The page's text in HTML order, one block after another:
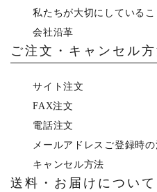
私たちが大切にしているこ
会社沿革
ご注文・キャンセル
サイト注文
FAX注文
電話注文
メールアドレスご登録時の
キャンセル方法
送料・お届けについて